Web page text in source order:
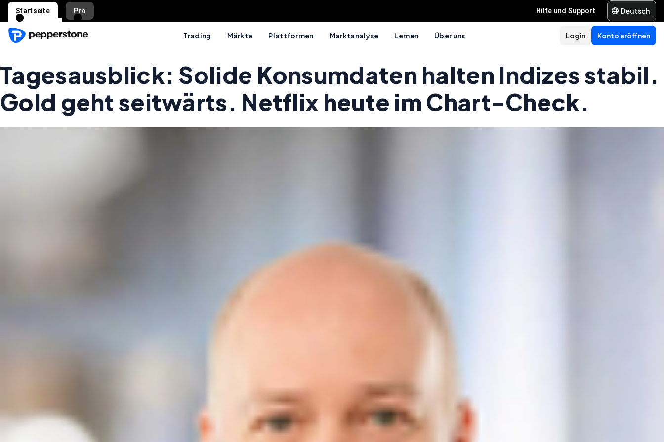
Startseite Pro Hilfe und Support Deutsch
Trading Märkte Plattformen Marktanalyse Lernen Über uns Konto eröffnen
Login
Tagesausblick: Solide Konsumdaten halten Indizes stabil.
Gold geht seitwärts. Netflix heute im Chart-Check.